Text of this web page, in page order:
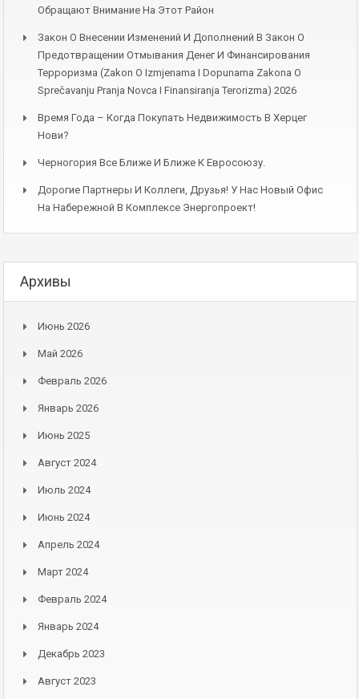
Обращают Внимание На Этот Район
Закон О Внесении Изменений И Дополнений В Закон О
Предотвращении Отмывания Денег И Финансирования
Терроризма (Zakon O Izmjenama I Dopunama Zakona O
Sprečavanju Pranja Novca I Finansiranja Terorizma) 2026
Время Года – Когда Покупать Недвижимость В Херцег
Нови?
Черногория Все Ближе И Ближе К Евросоюзу.
Дорогие Партнеры И Коллеги, Друзья! У Нас Новый Офис
На Набережной В Комплексе Энергопроект!
Архивы
Июнь 2026
Май 2026
Февраль 2026
Январь 2026
Июнь 2025
Август 2024
Июль 2024
Июнь 2024
Апрель 2024
Март 2024
Февраль 2024
Январь 2024
Декабрь 2023
Август 2023